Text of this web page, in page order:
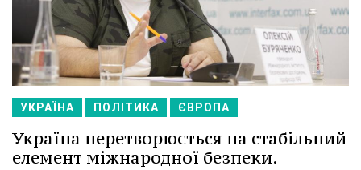
УКРАЇНА ПОЛІТИКА ЄВРОПА
Україна перетворюється на стабільний
елемент міжнародної безпеки.